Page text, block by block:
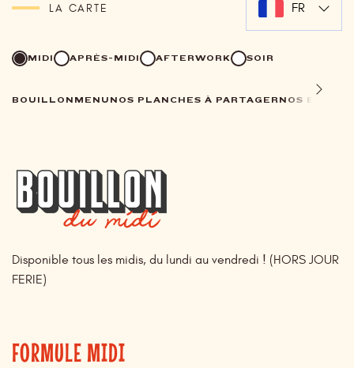
LA CARTE FR
MIDI APRÈS-MIDI AFTERWORK SOIR
BOUILLON MENU NOS PLANCHES À PARTAGER NOS
Disponible tous les midis, du lundi au vendredi ! (HORS JOUR
FERIE)
FORMULE MIDI